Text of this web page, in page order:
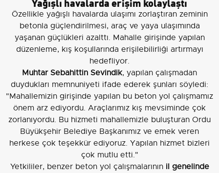
Özellikle yağışlı havalarda ulaşımı zorlaştıran zeminin
betonla güçlendirilmesi, araç ve yaya ulaşımında
yaşanan güçlükleri azalttı. Mahalle girişinde yapılan
düzenleme, kış koşullarında erişilebilirliği artırmayı
hedefliyor.
Muhtar Sebahittin Sevindik, yapılan çalışmadan
duydukları memnuniyeti ifade ederek şunları söyledi:
"Mahallemizin girişinde yapılan bu beton yol çalışmamız
önem arz ediyordu. Araçlarımız kış mevsiminde çok
zorlanıyordu. Bu hizmeti mahallemizle buluşturan Ordu
Büyükşehir Belediye Başkanımız ve emek veren
herkese çok teşekkür ediyoruz. Yapılan hizmet bizleri
çok mutlu etti."
Yetkililer, benzer beton yol çalışmalarının il genelinde